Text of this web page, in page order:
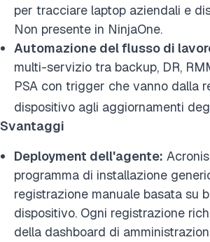
per tracciare laptop aziendali e
Non presente in NinjaOne.
Automazione del flusso di
multi-servizio tra backup, DR,
PSA con trigger che vanno dalla
dispositivo agli aggiornamenti
Svantaggi
Deployment dell'agente:
programma di installazione
registrazione manuale basata su
dispositivo. Ogni registrazione
della dashboard di